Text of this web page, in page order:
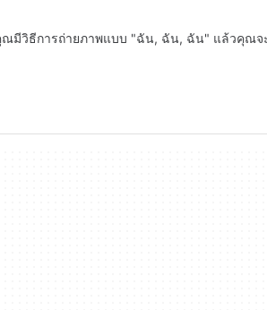
ณมีวิธีการถ่ายภาพแบบ "ฉัน, ฉัน, ฉัน" แล้วคุณ